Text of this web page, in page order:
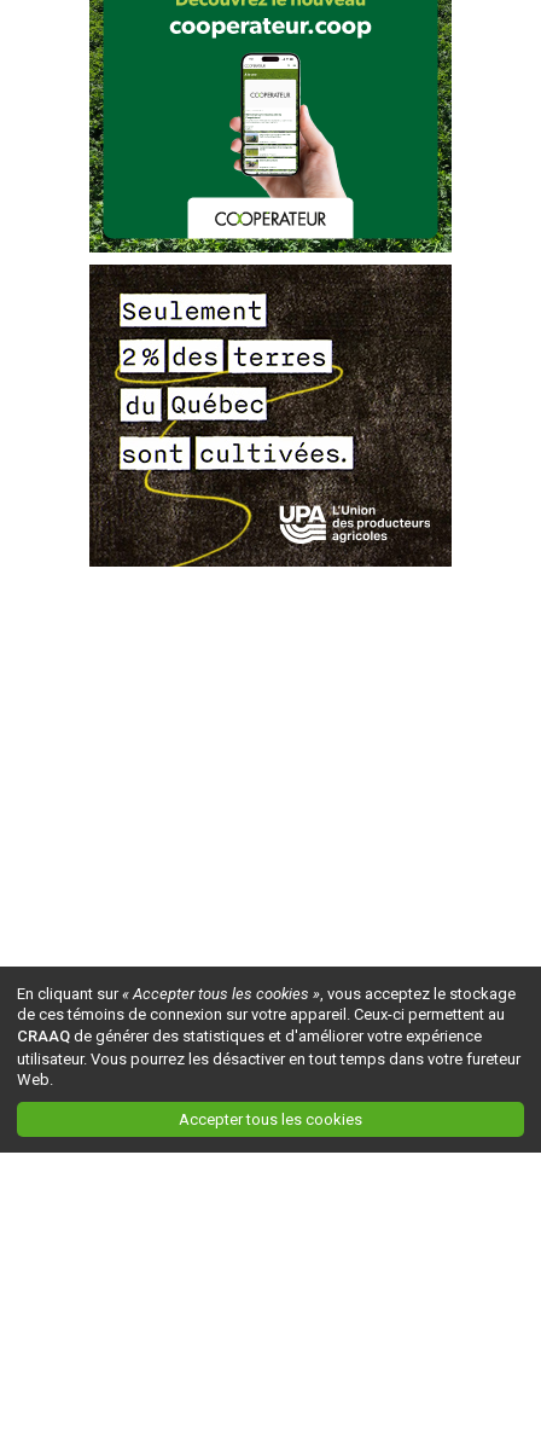
En cliquant sur« Accepter tous les cookies », vous acceptez le stockage
de ces témoins de connexion sur votre appareil. Ceux-ci permettent au
CRAAQ de générer des statistiques et d'améliorer votre expérience
utilisateur. Vous pourrez les désactiver en tout temps dans votre fureteur
Web.
Accepter tous les cookies